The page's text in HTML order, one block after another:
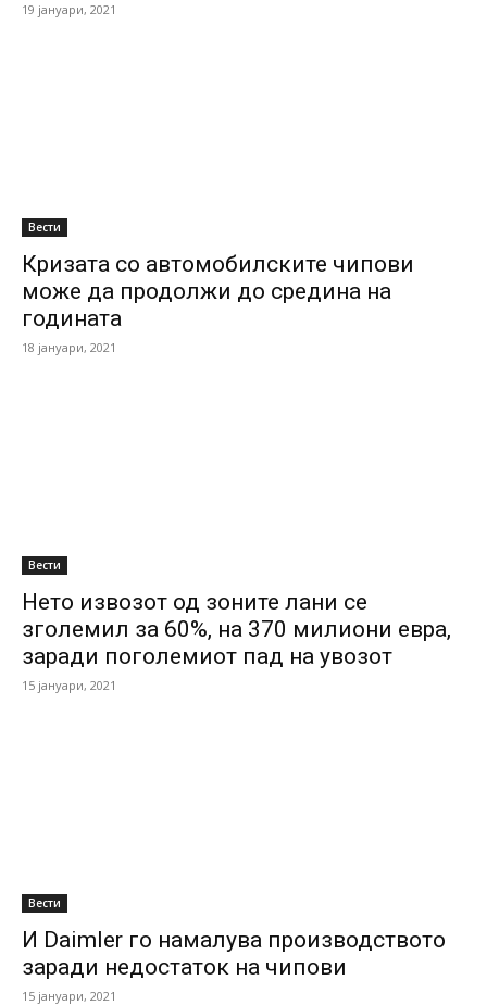
19 јануари, 2021
Вести
Кризата сo автомобилските чипови
може да продолжи до средина на
годината
18 јануари, 2021
Вести
Нето извозот од зоните лани се
зголемил за 60%, на 370 милиони евра,
заради поголемиот пад на увозот
15 јануари, 2021
Вести
И Daimler го намалува производството
заради недостаток на чипoви
15 јануари, 2021